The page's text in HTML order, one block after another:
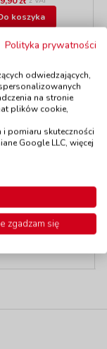
koszyka
„Happy
W magazynie
6 szt.
zł z VAT
Polityka prywatności
odwiedzających,
na stronie
plików cookie,
pomiaru skuteczności
Google LLC, więcej
zgadzam się